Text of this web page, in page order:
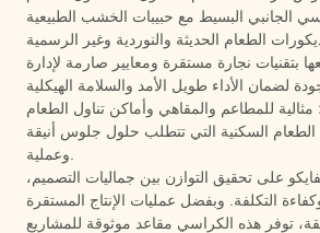
الجانبي البسيط مع حبيبات الخشب الطبيعية
بتقنيات نجارة مستقرة ومعايير صارمة لإدارة
للمطاعم والمقاهي وأماكن تناول الطعام
السكنية التي تتطلب حلول جلوس أنيقة
وعملية.
على تحقيق التوازن بين جماليات التصميم،
التكلفة. وبفضل عمليات الإنتاج المستقرة
توفر هذه الكراسي مقاعد موثوقة للمشاريع